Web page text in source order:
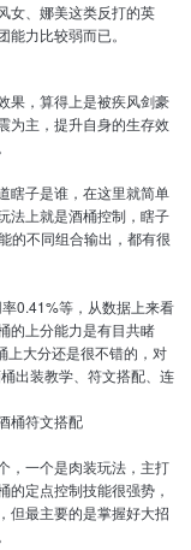
女、娜美这类反打的英
力比较弱而已。
果，算得上是被疾风剑豪
为主，提升自身的生存效
瞎子是谁，在这里就简单
法上就是酒桶控制，瞎子
的不同组合输出，都有很
0.41%等，从数据上来看
的上分能力是有目共睹
上大分还是很不错的，对
出装教学、符文搭配、连
桶符文搭配
，一个是肉装玩法，主打
定点控制技能很强势，
但最主要的是掌握好大招